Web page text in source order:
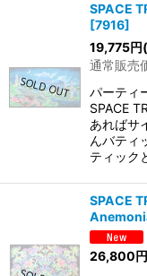
SPACE
[7916]
19,775円
通常販売
パーティ
SPACE
あればサ
んバティ
ティック
SPACE
26,800円